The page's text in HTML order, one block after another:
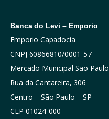
Banca do Levi – Emporio
Emporio Capadocia
CNPJ 60866810/0001-57
Mercado Municipal São Paulo
Rua da Cantareira, 306
Centro – São Paulo – SP
CEP 01024-000